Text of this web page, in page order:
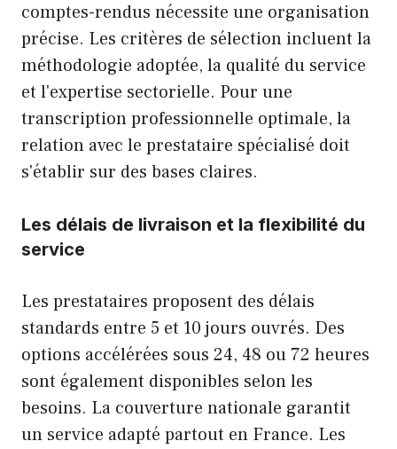
comptes-rendus nécessite une organisation
précise. Les critères de sélection incluent la
méthodologie adoptée, la qualité du service
et l'expertise sectorielle. Pour une
transcription professionnelle optimale, la
relation avec le prestataire spécialisé doit
s'établir sur des bases claires.
Les délais de livraison et la flexibilité du
service
Les prestataires proposent des délais
standards entre 5 et 10 jours ouvrés. Des
options accélérées sous 24, 48 ou 72 heures
sont également disponibles selon les
besoins. La couverture nationale garantit
un service adapté partout en France. Les